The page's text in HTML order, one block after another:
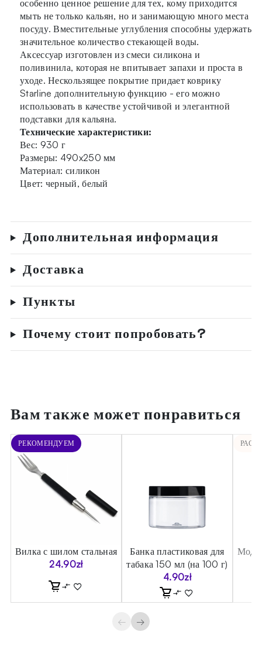
особенно ценное решение для тех, кому приходится
мыть не только кальян, но и занимающую много места
посуду. Вместительные углубления способны удержать
значительное количество стекающей воды.
Аксессуар изготовлен из смеси силикона и
поливинила, которая не впитывает запахи и проста в
уходе. Нескользящее покрытие придает коврику
Starline дополнительную функцию - его можно
использовать в качестве устойчивой и элегантной
подставки для кальяна.
Технические характеристики:
Вес: 930 г
Размеры: 490x250 мм
Материал: силикон
Цвет: черный, белый
Дополнительная информация
Доставка
Пункты
Почему стоит попробовать?
Вам также может понравиться
РЕКОМЕНДУЕМ
Вилка с шилом стальная
24.90zł
Банка пластиковая для
табака 150 мл (на 100 г)
4.90zł
← →